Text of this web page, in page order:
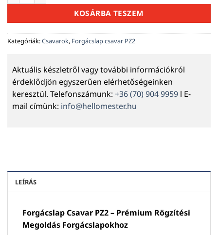
KOSÁRBA TESZEM
Kategóriák:Csavarok, Forgácslap csavar PZ2
Aktuális készletről vagy további információkról
érdeklődjön egyszerűen elérhetőségeinken
keresztül. Telefonszámunk: +36 (70) 904 9959 l E-
mail címünk: info@hellomester.hu
LEÍRÁS
Forgácslap Csavar PZ2 – Prémium Rögzítési
Megoldás Forgácslapokhoz